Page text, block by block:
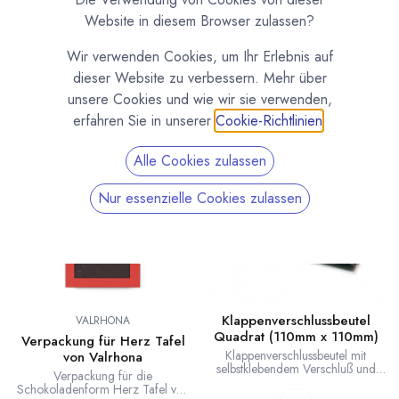
Selbstklebende Klappenverschlussbeutel als optimale
Verpackung für Tafelschokolade. Unterschiedliche größen für
alle gängigen Tafelformate. Mit diesen Beuteln kannst du
deine Tafeln schnell und sicher verpacken.
VALRHONA
Verpackung für Herz Tafel
von Valrhona
Verpackung für die
Schokoladenform Herz Tafel von
Klappenverschlussbeutel
Quadrat (110mm x 110mm)
Klappenverschlussbeutel mit
selbstklebendem Verschluß und
Website in diesem Browser zulassen?
Wir verwenden Cookies, um Ihr Erlebnis auf
dieser Website zu verbessern. Mehr über
unsere Cookies und wie wir sie verwenden,
erfahren Sie in unserer Cookie-Richtlinien
Alle Cookies zulassen
Nur essenzielle Cookies zulassen